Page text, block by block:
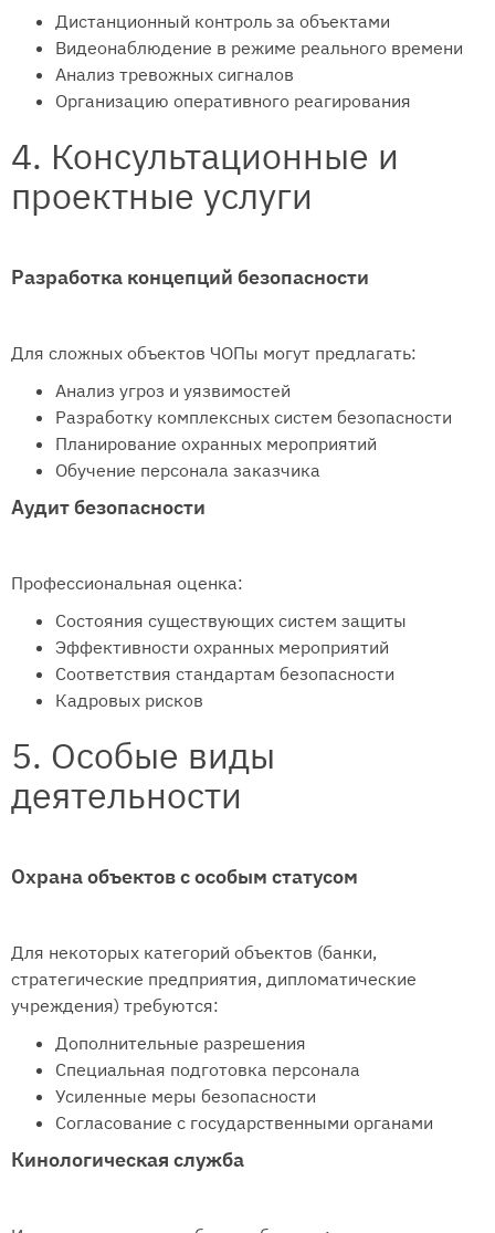
Дистанционный контроль за объектами
Видеонаблюдение в режиме реального времени
Анализ тревожных сигналов
Организацию оперативного реагирования
4. Консультационные и
проектные услуги
Разработка концепций безопасности
Для сложных объектов ЧОПы могут предлагать:
Анализ угроз и уязвимостей
Разработку комплексных систем безопасности
Планирование охранных мероприятий
Обучение персонала заказчика
Аудит безопасности
Профессиональная оценка:
Состояния существующих систем защиты
Эффективности охранных мероприятий
Соответствия стандартам безопасности
Кадровых рисков
5. Особые виды
деятельности
Охрана объектов с особым статусом
Для некоторых категорий объектов (банки,
стратегические предприятия, дипломатические
учреждения) требуются:
Дополнительные разрешения
Специальная подготовка персонала
Усиленные меры безопасности
Согласование с государственными органами
Кинологическая служба